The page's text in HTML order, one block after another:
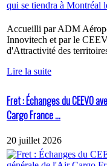
Accueilli par ADM
Innovitech et par le
d'Attractivité des
Lire la suite
Fret : Échanges du CEEVO
Cargo France ...
20 juillet 2026